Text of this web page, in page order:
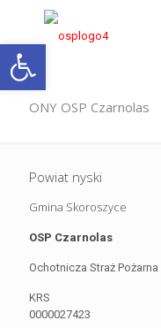
Otwórz pasek narzędzi
ONY OSP Czarnolas
Powiat nyski
Gmina Skoroszyce
OSP Czarnolas
Ochotnicza Straż
KRS
0000027423